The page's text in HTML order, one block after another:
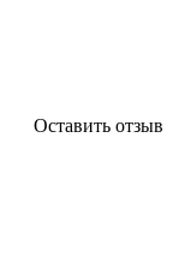
Оставить отзыв